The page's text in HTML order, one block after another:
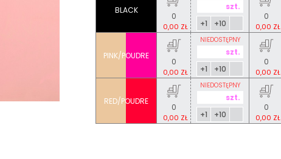
BLACK
PINK/POUDRE
RED/POUDRE
0
0,00 ZŁ +1 +10
0
0,00 ZŁ
0
0,00 ZŁ
NIEDOSTĘPNY
+1 +10
0
0,00 ZŁ
0
0,00 ZŁ
NIEDOSTĘPNY
+1 +10
0
0,00 ZŁ